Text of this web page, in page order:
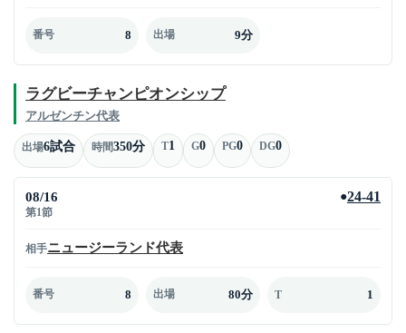
番号 8 出場 9分
ラグビーチャンピオンシップ
アルゼンチン代表
出場6試合 時間350分 T1 G0 PG0 DG0
08/16
第1節
●24-41
相手ニュージーランド代表
番号 8 出場 80分 T 1